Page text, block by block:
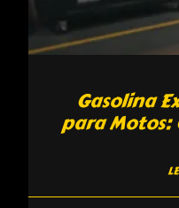
Gasolina
para Motos: